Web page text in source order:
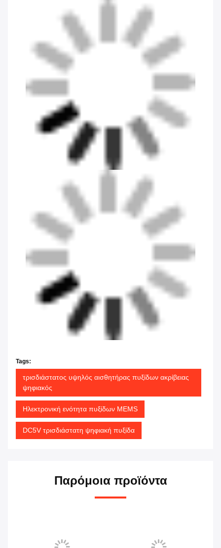
Tags:
τρισδιάστατος υψηλός αισθητήρας πυξίδων ακρίβειας
ψηφιακός
Ηλεκτρονική ενότητα πυξίδων MEMS
DC5V τρισδιάστατη ψηφιακή πυξίδα
Παρόμοια προϊόντα